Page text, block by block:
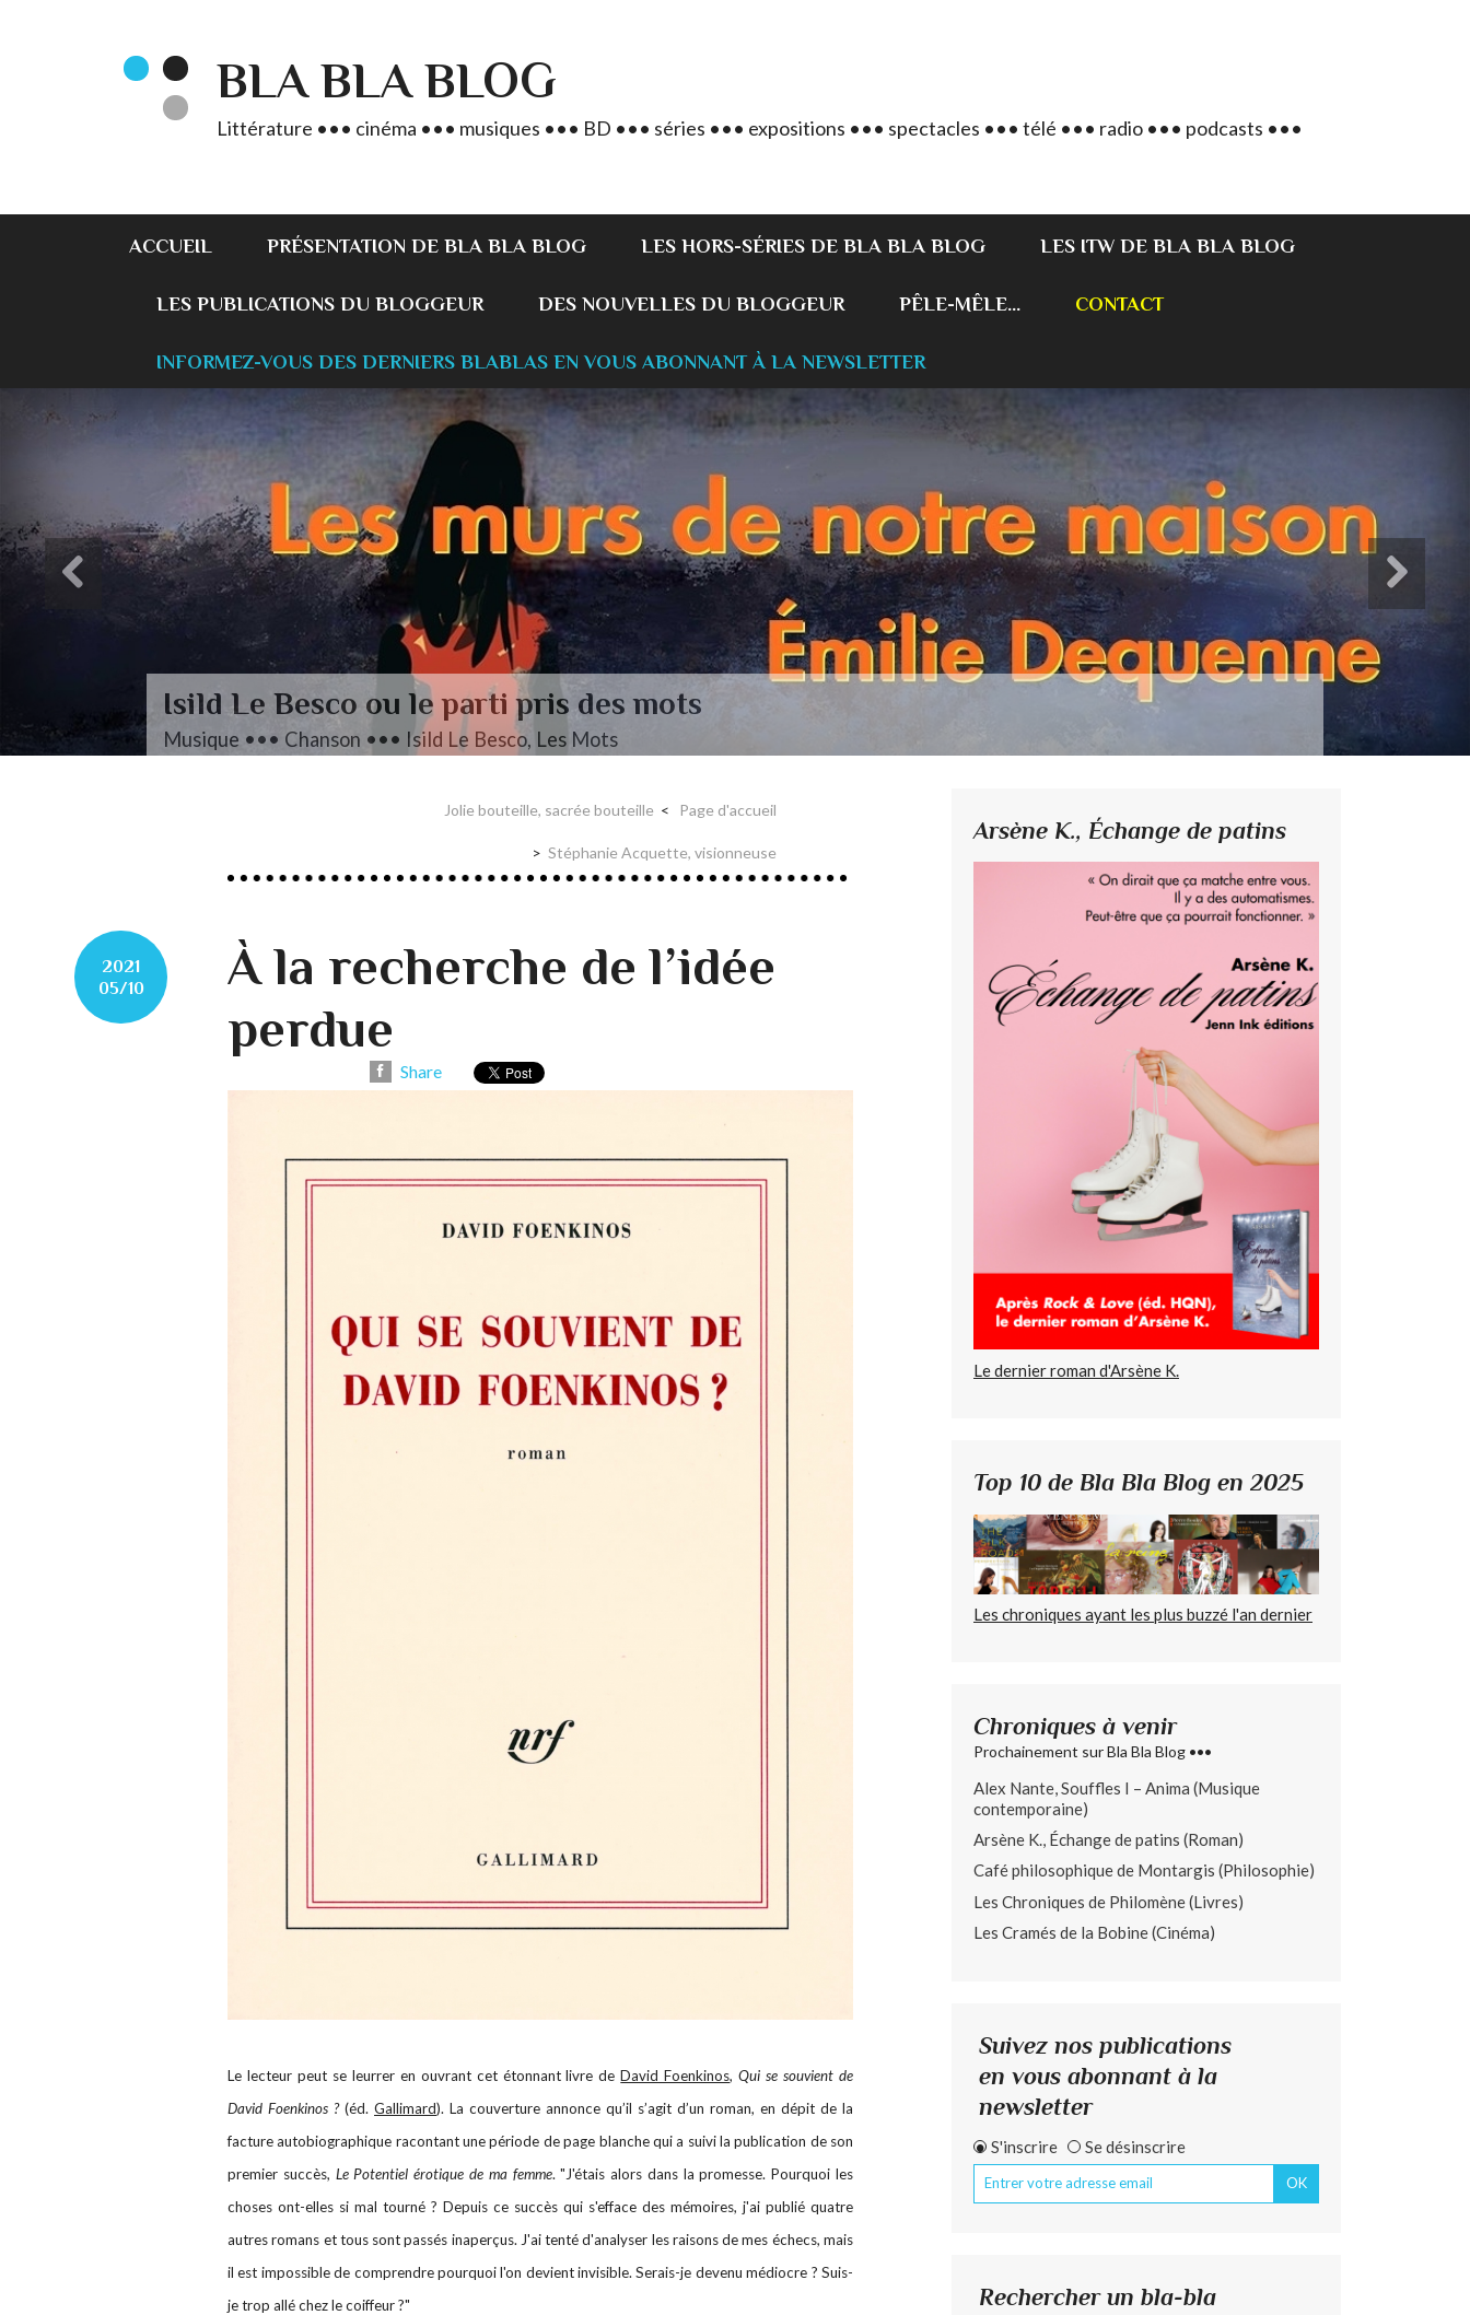
BLA BLA BLOG
Littérature ••• cinéma ••• musiques ••• BD ••• séries ••• expositions ••• spectacles ••• télé ••• radio ••• podcasts •••
ACCUEIL PRÉSENTATION DE BLA BLA BLOG LES HORS-SÉRIES DE BLA BLA BLOG LES ITW DE BLA BLA BLOG
LES PUBLICATIONS DU BLOGGEUR DES NOUVELLES DU BLOGGEUR PÊLE-MÊLE... CONTACT
INFORMEZ-VOUS DES DERNIERS BLABLAS EN VOUS ABONNANT À LA NEWSLETTER
Jolie bouteille, sacrée bouteille Page d'accueil
Stéphanie Acquette, visionneuse
2021
05/10
À la recherche de l’idée
perdue
Share
Le lecteur peut se leurrer en ouvrant cet étonnant livre deDavid Foenkinos,Qui se souvient de
David Foenkinos ?(éd. Gallimard). La couverture annonce qu’il s’agit d’un roman, en dépit de la
facture autobiographique racontant une période de page blanche qui a suivi la publication de son
premier succès, Le Potentiel érotique de ma femme. "J'étais alors dans la promesse. Pourquoi les
choses ont-elles si mal tourné ? Depuis ce succès qui s'efface des mémoires, j'ai publié quatre
autres romans et tous sont passés inaperçus. J'ai tenté d'analyser les raisons de mes échecs, mais
il est impossible de comprendre pourquoi l'on devient invisible. Serais-je devenu médiocre ? Suis-
je trop allé chez le coiffeur ?"
Arsène K., Échange de patins
Le dernier roman d'Arsène K.
Top 10 de Bla Bla Blog en 2025
Les chroniques ayant les plus buzzé l'an dernier
Chroniques à venir
Prochainement sur Bla Bla Blog •••
Alex Nante, Souffles I – Anima (Musique
contemporaine)
Arsène K., Échange de patins (Roman)
Café philosophique de Montargis (Philosophie)
Les Chroniques de Philomène (Livres)
Les Cramés de la Bobine (Cinéma)
Suivez nos publications
en vous abonnant à la
newsletter
S'inscrire Se désinscrire
Rechercher un bla-bla